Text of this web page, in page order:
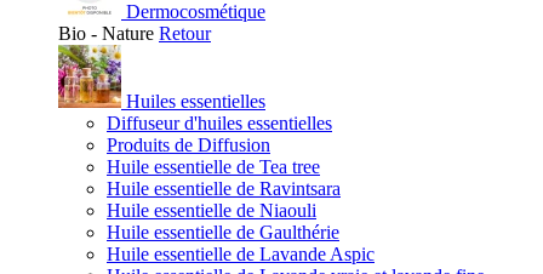
Dermocosmétique
Bio - Nature Retour
Huiles essentielles
Diffuseur d'huiles essentielles
Produits de Diffusion
Huile essentielle de Tea tree
Huile essentielle de Ravintsara
Huile essentielle de Niaouli
Huile essentielle de Gaulthérie
Huile essentielle de Lavande Aspic